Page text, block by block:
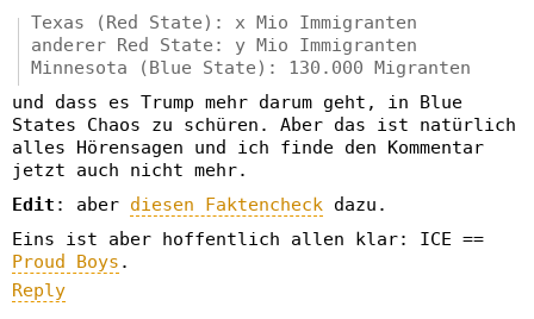
Texas (Red State): x Mio Immigranten
anderer Red State: y Mio Immigranten
Minnesota (Blue State): 130.000 Migranten
und dass es Trump mehr darum geht, in Blue
States Chaos zu schüren. Aber das ist natürlich
alles Hörensagen und ich finde den Kommentar
jetzt auch nicht mehr.
Edit : aber diesen Faktencheck dazu.
Eins ist aber hoffentlich allen klar: ICE ==
Proud Boys .
Reply